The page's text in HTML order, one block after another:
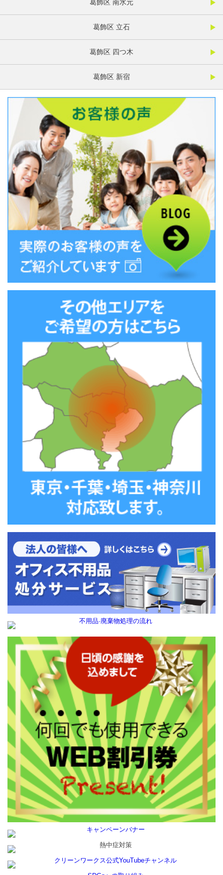
葛飾区 南水元
葛飾区 立石
葛飾区 四つ木
葛飾区 新宿